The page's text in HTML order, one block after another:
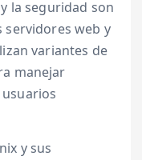
la seguridad son
servidores web y
variantes de
manejar
y sus